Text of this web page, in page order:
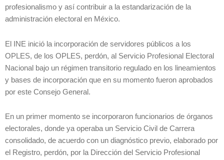
profesionalismo y así contribuir a la estandarización de la
administración electoral en México.
El INE inició la incorporación de servidores públicos a los
OPLES, de los OPLES, perdón, al Servicio Profesional Electoral
Nacional bajo un régimen transitorio regulado en los lineamientos
y bases de incorporación que en su momento fueron aprobados
por este Consejo General.
En un primer momento se incorporaron funcionarios de órganos
electorales, donde ya operaba un Servicio Civil de Carrera
consolidado, de acuerdo con un diagnóstico previo, elaborado por
el Registro, perdón, por la Dirección del Servicio Profesional